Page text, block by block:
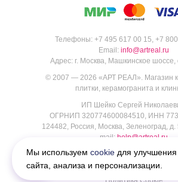
Телефоны: +7 495 617 00 15, +7
Email: info@artreal.ru
Адрес: г. Москва, Машкинское шоссе,
© 2007 — 2026 «АРТ РЕАЛ ». Магазин
плитки, керамогранита и
ИП Шейко Сергей
ОГРНИП 320774600084510, ИНН
124482, Россия, Москва, Зеленоград, д.
mail: help@artreal.ru
Пользовательское
Политика
Согласие на обработку
Мы используем cookie для
сайта, анализа и персонализации.